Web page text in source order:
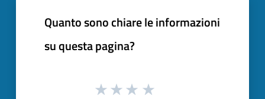
Quanto sono chiare le informazioni
su questa pagina?